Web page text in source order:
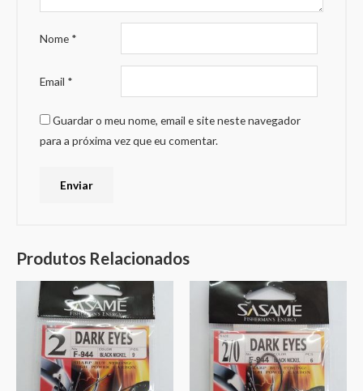
Nome *
Email *
Guardar o meu nome, email e site neste navegador
para a próxima vez que eu comentar.
Produtos Relacionados